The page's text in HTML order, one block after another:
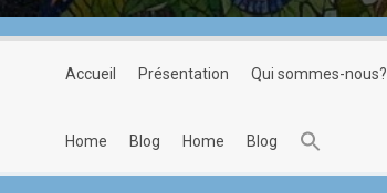
accueil présentation qui sommes-nous?
home blog home blog